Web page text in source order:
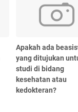
Apakah ada
yang ditujukan
studi di bidang
kesehatan atau
kedokteran?